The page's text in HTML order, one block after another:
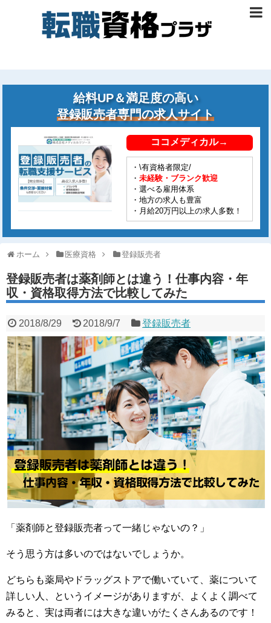
給料UP＆満足度の高い
登録販売者専門の求人サイト
ココメディカル→
・\有資格者限定/
・未経験・ブランク歓迎
・選べる雇用体系
・地方の求人も豊富
・月給20万円以上の求人多数！
ホーム 医療資格 登録販売者
登録販売者は薬剤師とは違う！仕事内容・年
収・資格取得方法で比較してみた
2018/8/29 2018/9/7 登録販売者
「薬剤師と登録販売者って一緒じゃないの？」
そう思う方は多いのではないでしょうか。
どちらも薬局やドラッグストアで働いていて、薬について
詳しい人、というイメージがありますが、よくよく調べて
みると、実は両者には大きな違いがたくさんあるのです！